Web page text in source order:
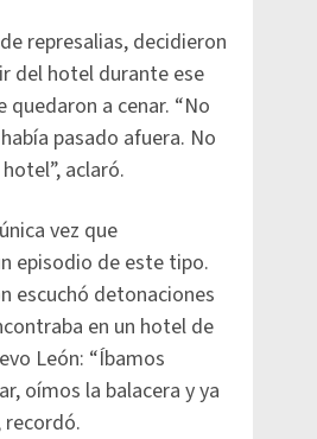
represalias, decidieron
del hotel durante ese
quedaron a cenar. “No
pasado afuera. No
aclaró.
vez que
episodio de este tipo.
escuchó detonaciones
en un hotel de
León: “Íbamos
oímos la balacera y ya
recordó.